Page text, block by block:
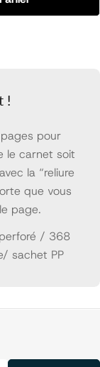
Journal
MD Paper
!
pour
le carnet soit
la “reliure
que vous
page.
/ 368
sachet PP